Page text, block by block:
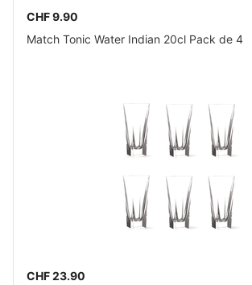
CHF 9.90
Match Tonic Water Indian 20cl Pack de 4
CHF 23.90